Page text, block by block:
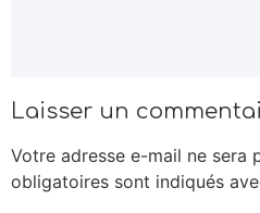
Laisser un
Votre adresse e-mail ne sera
obligatoires sont indiqués